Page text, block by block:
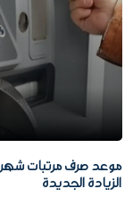
الزيادة الجديدة